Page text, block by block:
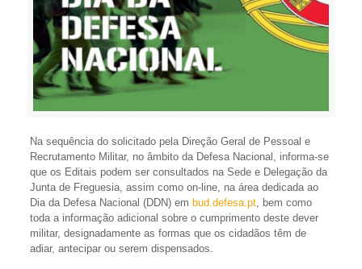
Na sequência do solicitado pela Direção Geral de Pessoal e
Recrutamento Militar, no âmbito da Defesa Nacional, informa-se
que os Editais podem ser consultados na Sede e Delegação da
Junta de Freguesia, assim como on-line, na área dedicada ao
Dia da Defesa Nacional (DDN) em bud.defesa.pt, bem como
toda a informação adicional sobre o cumprimento deste dever
militar, designadamente as formas que os cidadãos têm de
adiar, antecipar ou serem dispensados.